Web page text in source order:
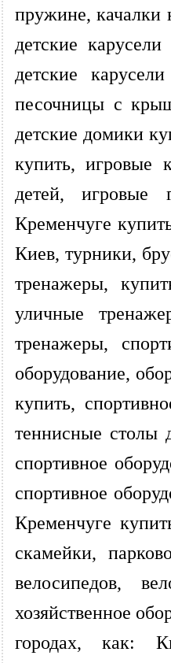
пружине, качалки
детские
детские
песочницы с
детские домики
купить, игровые
детей, игровые
Кременчуге
Киев, турники,
тренажеры,
уличные
тренажеры,
оборудование,
купить,
теннисные столы
спортивное
спортивное
Кременчуге
скамейки,
велосипедов,
хозяйственное
городах, как: